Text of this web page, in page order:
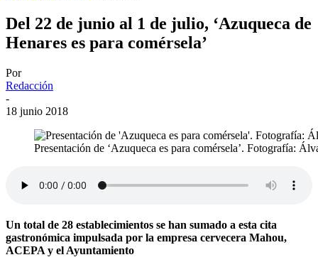
Del 22 de junio al 1 de julio, ‘Azuqueca de
Henares es para comérsela’
Por
Redacción
-
18 junio 2018
Presentación de ‘Azuqueca es para comérsela’. Fotografía:
Un total de 28 establecimientos se han sumado a esta cita
gastronómica impulsada por la empresa cervecera Mahou,
ACEPA y el Ayuntamiento